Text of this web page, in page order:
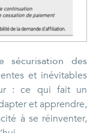
sécurisation des
et inévitables
: ce qui fait un
et apprendre,
à se réinventer,